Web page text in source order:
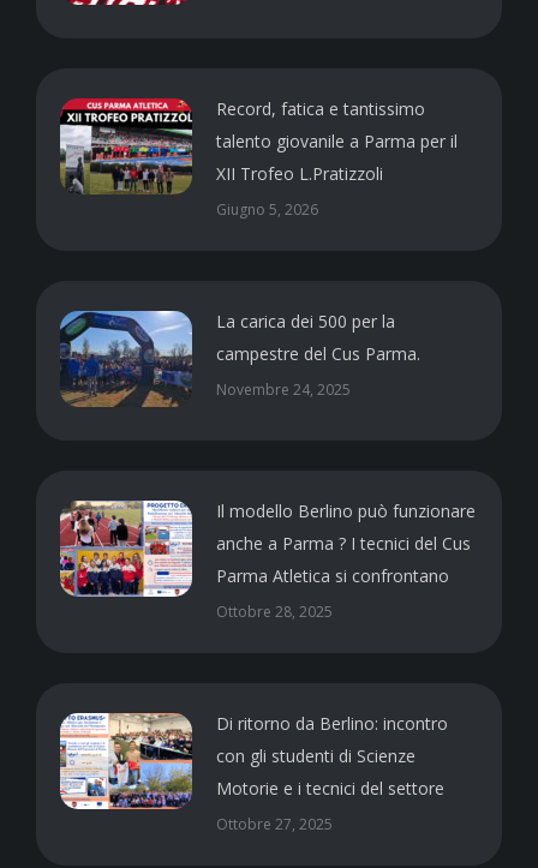
Record, fatica e tantissimo
talento giovanile a Parma per il
XII Trofeo L.Pratizzoli
Giugno 5, 2026
La carica dei 500 per la
campestre del Cus Parma.
Novembre 24, 2025
Il modello Berlino può funzionare
anche a Parma ? I tecnici del Cus
Parma Atletica si confrontano
Ottobre 28, 2025
Di ritorno da Berlino: incontro
con gli studenti di Scienze
Motorie e i tecnici del settore
Ottobre 27, 2025